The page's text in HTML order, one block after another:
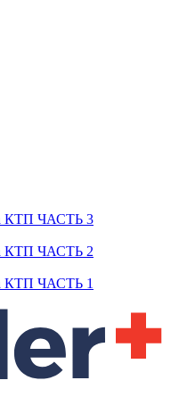
КТП ЧАСТЬ 3
КТП ЧАСТЬ 2
КТП ЧАСТЬ 1